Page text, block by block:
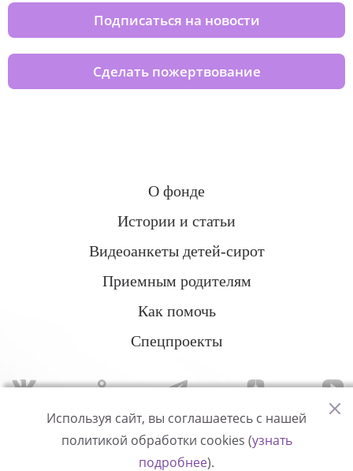
Подписаться на новости
Сделать пожертвование
О фонде
Истории и статьи
Видеоанкеты детей-сирот
Приемным родителям
Как помочь
Спецпроекты
Политика конфиденциальности
Используя сайт, вы соглашаетесь с нашей
политикой обработки cookies (узнать
подробнее).